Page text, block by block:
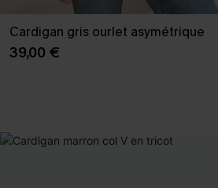
Cardigan gris ourlet asymétrique
39,00 €